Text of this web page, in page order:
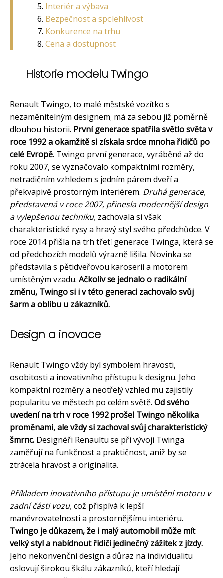
Interiér a výbava
Bezpečnost a spolehlivost
Konkurence na trhu
Cena a dostupnost
Historie modelu Twingo
Renault Twingo, to malé městské vozítko s
nezaměnitelným designem, má za sebou již poměrně
dlouhou historii. První generace spatřila světlo světa v
roce 1992 a okamžitě si získala srdce mnoha řidičů po
celé Evropě. Twingo první generace, vyráběné až do
roku 2007, se vyznačovalo kompaktními rozměry,
netradičním vzhledem s jedním párem dveří a
překvapivě prostorným interiérem. Druhá generace,
představená v roce 2007, přinesla modernější design
a vylepšenou techniku, zachovala si však
charakteristické rysy a hravý styl svého předchůdce. V
roce 2014 přišla na trh třetí generace Twinga, která se
od předchozích modelů výrazně lišila. Novinka se
představila s pětidveřovou karoserií a motorem
umístěným vzadu. Ačkoliv se jednalo o radikální
změnu, Twingo si i v této generaci zachovalo svůj
šarm a oblibu u zákazníků.
Design a inovace
Renault Twingo vždy byl symbolem hravosti,
osobitosti a inovativního přístupu k designu. Jeho
kompaktní rozměry a neotřelý vzhled mu zajistily
popularitu ve městech po celém světě. Od svého
uvedení na trh v roce 1992 prošel Twingo několika
proměnami, ale vždy si zachoval svůj charakteristický
šmrnc. Designéři Renaultu se při vývoji Twinga
zaměřují na funkčnost a praktičnost, aniž by se
ztrácela hravost a originalita.
Příkladem inovativního přístupu je umístění motoru v
zadní části vozu,což přispívá k lepší
manévrovatelnosti a prostornějšímu interiéru.
Twingo je důkazem, že i malý automobil může mít
velký styl a nabídnout řidiči jedinečný zážitek z jízdy.
Jeho nekonvenční design a důraz na individualitu
oslovují širokou škálu zákazníků, kteří hledají